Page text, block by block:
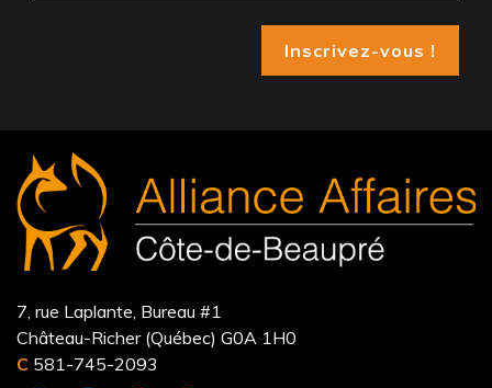
Inscrivez-vous !
7, rue Laplante, Bureau #1
Château-Richer (Québec) G0A 1H0
C 581-745-2093